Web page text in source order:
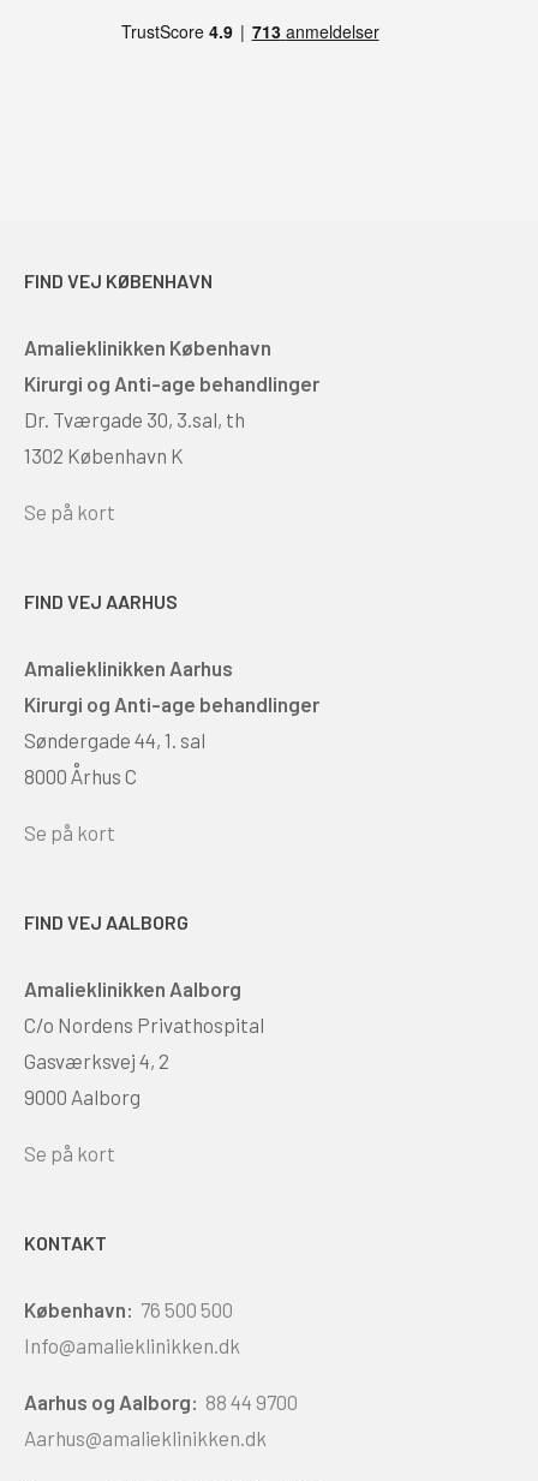
FIND VEJ KØBENHAVN
Amalieklinikken København
Kirurgi og Anti-age behandlinger
Dr. Tværgade 30, 3.sal, th
1302 København K
Se på kort
FIND VEJ AARHUS
Amalieklinikken Aarhus
Kirurgi og Anti-age behandlinger
Søndergade 44, 1. sal
8000 Århus C
Se på kort
FIND VEJ AALBORG
Amalieklinikken Aalborg
C/o Nordens Privathospital
Gasværksvej 4, 2
9000 Aalborg
Se på kort
KONTAKT
København: 76 500 500
Info@amalieklinikken.dk
Aarhus og Aalborg: 88 44 9700
Aarhus@amalieklinikken.dk